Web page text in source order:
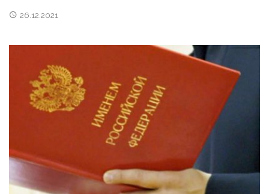
26.12.2021